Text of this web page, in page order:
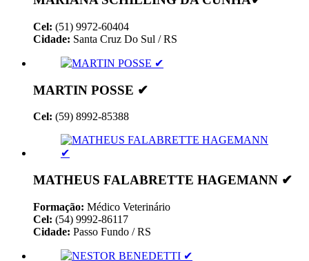
Cel: (51) 9972-60404
Cidade: Santa Cruz Do Sul / RS
MARTIN POSSE ✔
Cel: (59) 8992-85388
MATHEUS FALABRETTE HAGEMANN ✔
Formação: Médico Veterinário
Cel: (54) 9992-86117
Cidade: Passo Fundo / RS